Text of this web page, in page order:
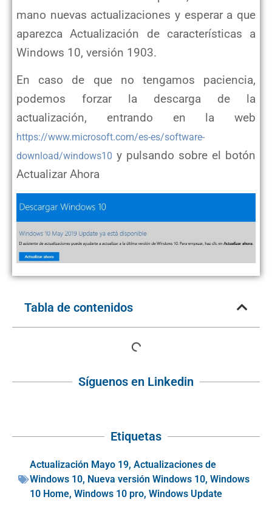
mano nuevas actualizaciones y esperar a que
aparezca Actualización de características a
Windows 10, versión 1903.
En caso de que no tengamos paciencia,
podemos forzar la descarga de la
actualización, entrando en la web
https://www.microsoft.com/es-es/software-
download/windows10 y pulsando sobre el botón
Actualizar Ahora
Tabla de contenidos
Síguenos en Linkedin
Etiquetas
Actualización Mayo 19, Actualizaciones de
Windows 10, Nueva versión Windows 10, Windows
10 Home, Windows 10 pro, Windows Update